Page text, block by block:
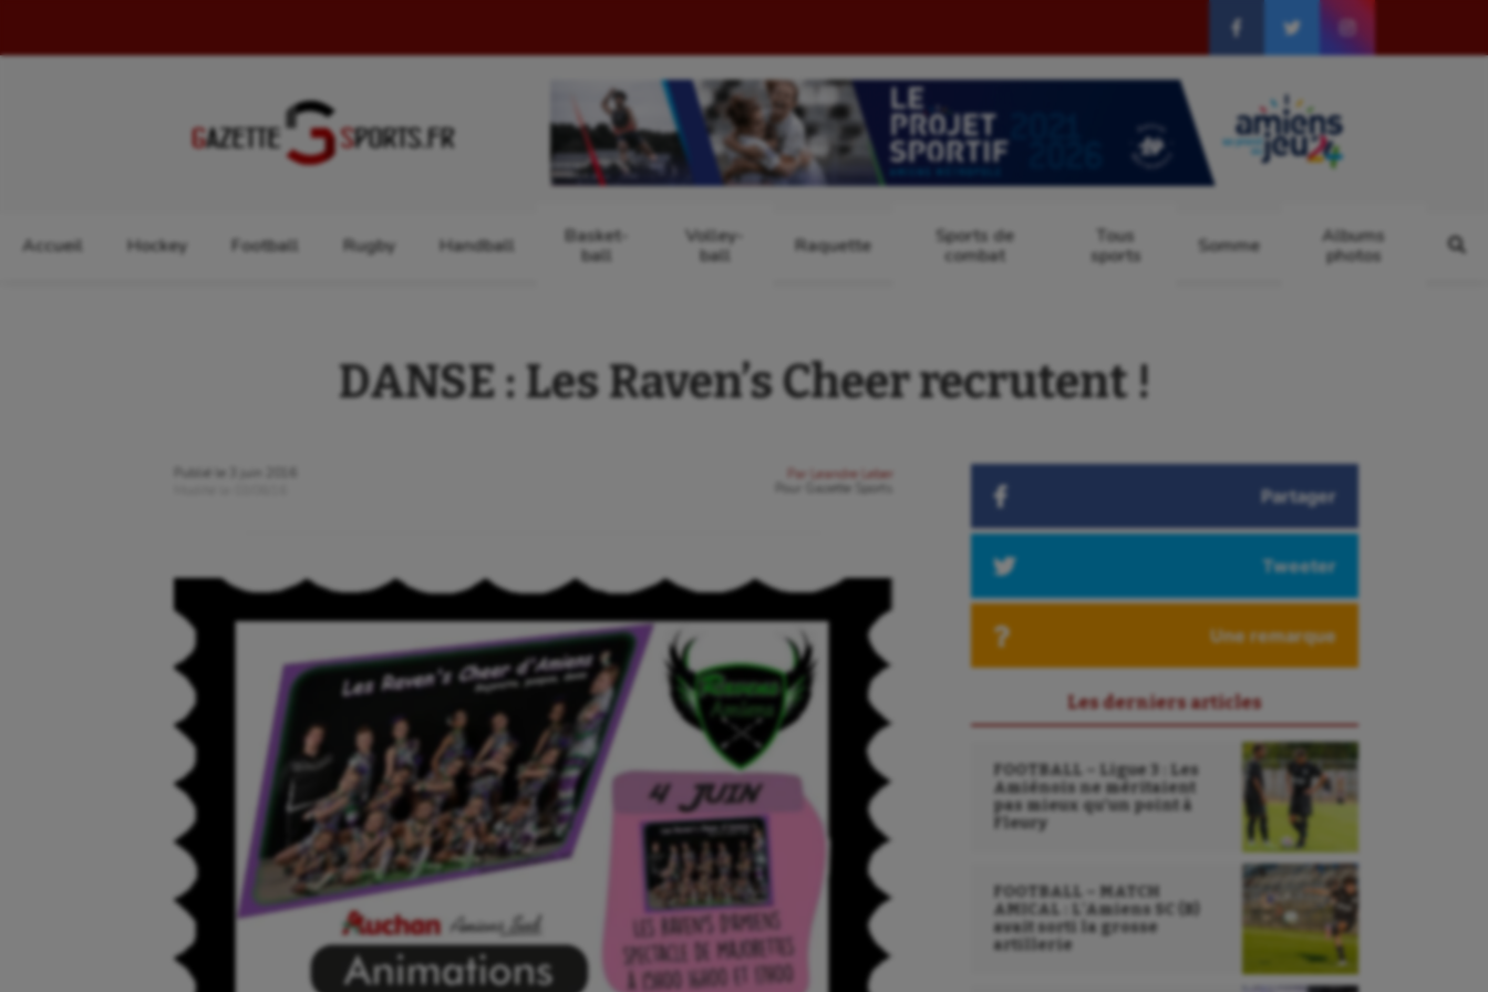
Accueil Hockey Football Rugby Handball
Basket-
ball
Volley-
ball
Raquette
Sports de
combat
Tous
sports
Somme
Albums
photos
DANSE : Les Raven’s Cheer recrutent !
Publié le Par
Leandre Leber
Gazette Sports Partager
Tweeter
Une remarque
Les derniers articles
FOOTBALL – Ligue 3 : Les
Amiénois ne méritaient
pas mieux qu’un point à
Fleury
FOOTBALL – MATCH
AMICAL : L’Amiens SC (B)
avait sorti la grosse
artillerie